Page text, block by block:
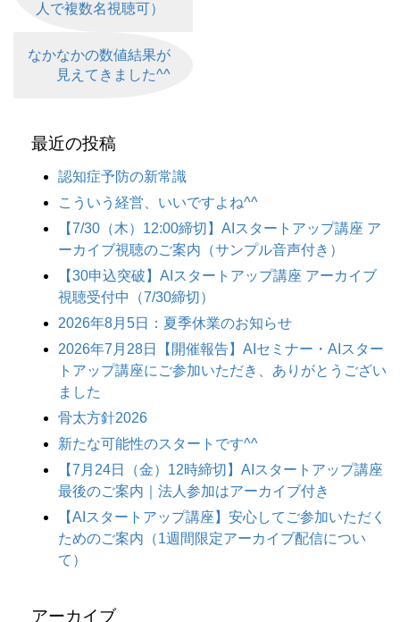
人で複数名視聴可）
なかなかの数値結果が
見えてきました^^
最近の投稿
認知症予防の新常識
こういう経営、いいですよね^^
【7/30（木）12:00締切】AIスタートアップ講座 ア
ーカイブ視聴のご案内（サンプル音声付き）
【30申込突破】AIスタートアップ講座 アーカイブ
視聴受付中（7/30締切）
2026年8月5日：夏季休業のお知らせ
2026年7月28日【開催報告】AIセミナー・AIスター
トアップ講座にご参加いただき、ありがとうござい
ました
骨太方針2026
新たな可能性のスタートです^^
【7月24日（金）12時締切】AIスタートアップ講座
最後のご案内｜法人参加はアーカイブ付き
【AIスタートアップ講座】安心してご参加いただく
ためのご案内（1週間限定アーカイブ配信につい
て）
アーカイブ